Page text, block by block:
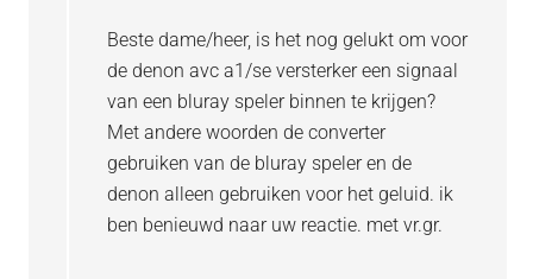
Beste dame/heer, is het nog gelukt om voor
de denon avc a1/se versterker een signaal
van een bluray speler binnen te krijgen?
Met andere woorden de converter
gebruiken van de bluray speler en de
denon alleen gebruiken voor het geluid. ik
ben benieuwd naar uw reactie. met vr.gr.